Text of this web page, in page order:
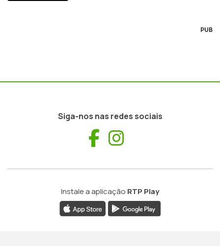
PUB
Siga-nos nas redes sociais
Facebook
Instale a aplicação RTP Play